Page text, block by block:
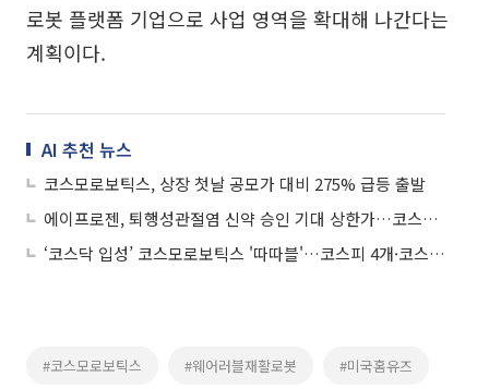
로봇 플랫폼 기업으로 사업 영역을 확대해 나간다는
계획이다.
AI 추천 뉴스
코스모로보틱스, 상장 첫날 공모가 대비 275% 급등 출발
에이프로젠, 퇴행성관절염 신약 승인 기대 상한가…코스피 6개·코스닥 8개 ↑
‘코스닥 입성’ 코스모로보틱스 '따따블'…코스피 4개·코스닥 8개 상한가
#코스모로보틱스 #웨어러블재활로봇 #미국홈유즈